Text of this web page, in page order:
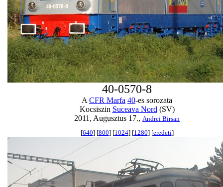
40-0570-8
A CFR Marfa 40-es sorozata
Kocsiszin Suceava Nord (SV)
2011, Augusztus 17., Andrei Birsan
[640] [800] [1024] [1280] [eredeti]